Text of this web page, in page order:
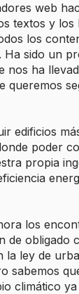
web
textos y los
los
sido un
nos ha
queremos
edificios
poder
propia
los
de obligado
la ley de
sabemos
climático